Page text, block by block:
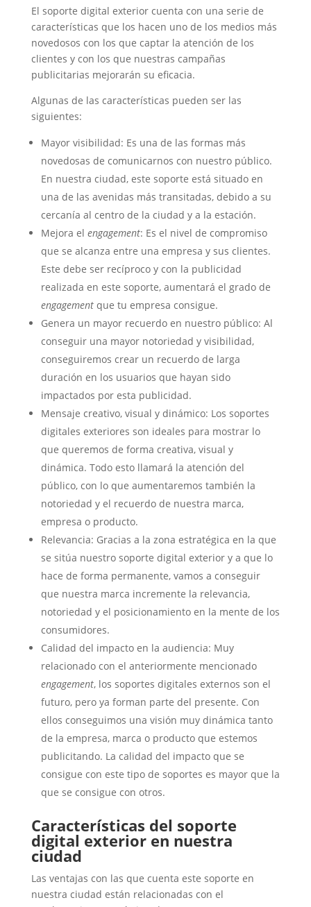
El soporte digital exterior cuenta con una serie de
características que los hacen uno de los medios más
novedosos con los que captar la atención de los
clientes y con los que nuestras campañas
publicitarias mejorarán su eficacia.
Algunas de las características pueden ser las
siguientes:
Mayor visibilidad: Es una de las formas más
novedosas de comunicarnos con nuestro público.
En nuestra ciudad, este soporte está situado en
una de las avenidas más transitadas, debido a su
cercanía al centro de la ciudad y a la estación.
Mejora el engagement: Es el nivel de compromiso
que se alcanza entre una empresa y sus clientes.
Este debe ser recíproco y con la publicidad
realizada en este soporte, aumentará el grado de
engagement que tu empresa consigue.
Genera un mayor recuerdo en nuestro público: Al
conseguir una mayor notoriedad y visibilidad,
conseguiremos crear un recuerdo de larga
duración en los usuarios que hayan sido
impactados por esta publicidad.
Mensaje creativo, visual y dinámico: Los soportes
digitales exteriores son ideales para mostrar lo
que queremos de forma creativa, visual y
dinámica. Todo esto llamará la atención del
público, con lo que aumentaremos también la
notoriedad y el recuerdo de nuestra marca,
empresa o producto.
Relevancia: Gracias a la zona estratégica en la que
se sitúa nuestro soporte digital exterior y a que lo
hace de forma permanente, vamos a conseguir
que nuestra marca incremente la relevancia,
notoriedad y el posicionamiento en la mente de los
consumidores.
Calidad del impacto en la audiencia: Muy
relacionado con el anteriormente mencionado
engagement, los soportes digitales externos son el
futuro, pero ya forman parte del presente. Con
ellos conseguimos una visión muy dinámica tanto
de la empresa, marca o producto que estemos
publicitando. La calidad del impacto que se
consigue con este tipo de soportes es mayor que la
que se consigue con otros.
Características del soporte
digital exterior en nuestra
ciudad
Las ventajas con las que cuenta este soporte en
nuestra ciudad están relacionadas con el